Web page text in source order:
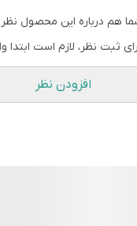
هم درباره این محصول نظر
ثبت نظر، لازم است
افزودن نظر